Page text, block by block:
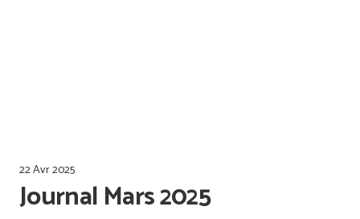
22 Avr 2025
Journal Mars 2025